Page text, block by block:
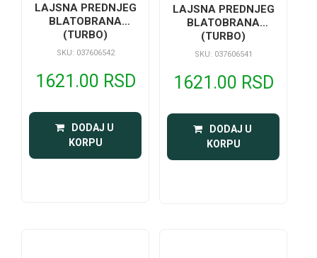
LAJSNA PREDNJEG
BLATOBRANA
(TURBO)
SKU: 037606542
1621.00 RSD
DODAJ U
KORPU
LAJSNA PREDNJEG
BLATOBRANA
(TURBO)
SKU: 037606541
1621.00 RSD
DODAJ U
KORPU